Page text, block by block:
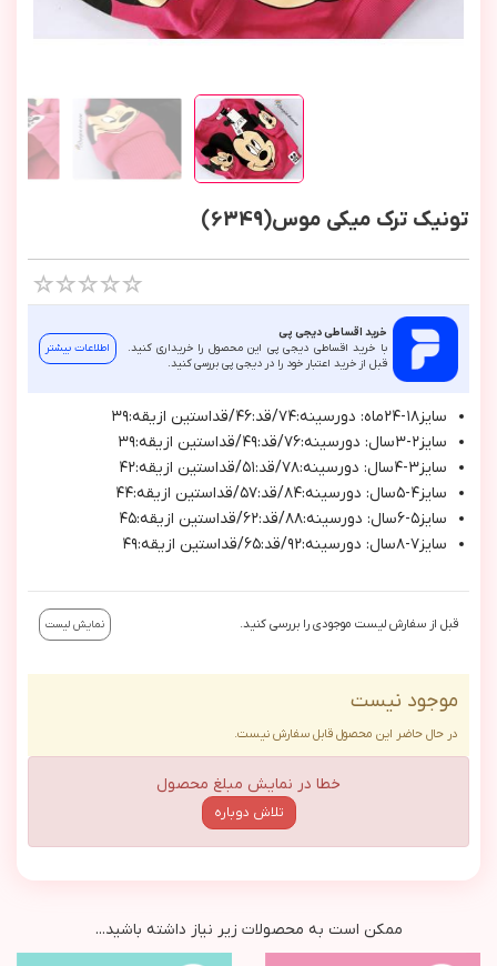
تونیک ترک میکی موس(6349)
خرید اقساطی دیجی پی
با خرید اقساطی دیجی پی این محصول را خریداری کنید.
قبل از خرید اعتبار خود را در دیجی پی بررسی کنید.
اطلاعات بیشتر
سايز١٨-٢٤ماه: دورسينه:٧٤/قد:٤٦/قداستين ازيقه:٣٩
سايز٢-٣سال: دورسينه:٧٦/قد:٤٩/قداستين ازيقه:٣٩
سايز٣-٤سال: دورسينه:٧٨/قد:٥١/قداستين ازيقه:٤٢
سايز٤-٥سال: دورسينه:٨٤/قد:٥٧/قداستين ازيقه:٤٤
سايز٥-٦سال: دورسينه:٨٨/قد:٦٢/قداستين ازيقه:٤٥
سايز٧-٨سال: دورسينه:٩٢/قد:٦٥/قداستين ازيقه:٤٩
قبل از سفارش لیست موجودی را بررسی کنید. نمایش لیست
موجود نیست
در حال حاضر این محصول قابل سفارش نیست.
خطا در نمایش مبلغ محصول
تلاش دوباره
ممکن است به محصولات زیر نیاز داشته باشید...